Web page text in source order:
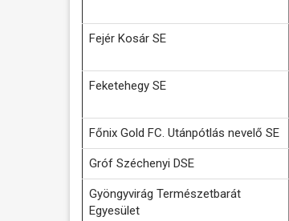
Fejér Kosár SE
Feketehegy SE
Főnix Gold FC. Utánpótlás nevelő SE
Gróf Széchenyi DSE
Gyöngyvirág Természetbarát
Egyesület